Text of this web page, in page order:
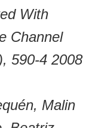
With
Channel
590-4 2008
Malin